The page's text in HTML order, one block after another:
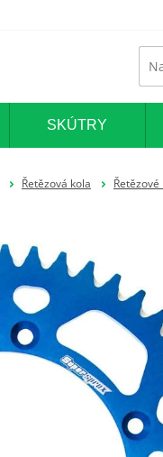
SKÚTRY
Řetězová kola Řetězové